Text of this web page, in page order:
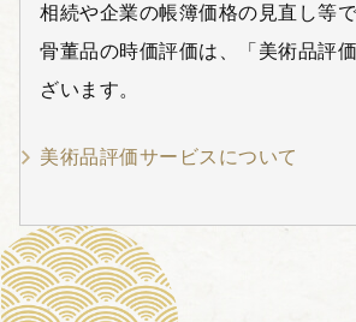
相続や企業の帳簿価格の見直し等
骨董品の時価評価は、「美術品評
ざいます。
美術品評価サービスについて